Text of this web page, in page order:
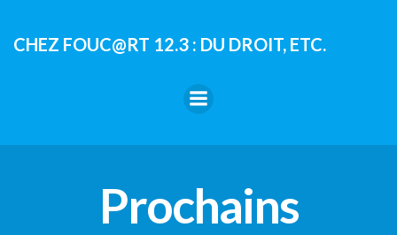
contenu
CHEZ FOUC@RT 12.3 : DU DROIT, ETC.
Prochains